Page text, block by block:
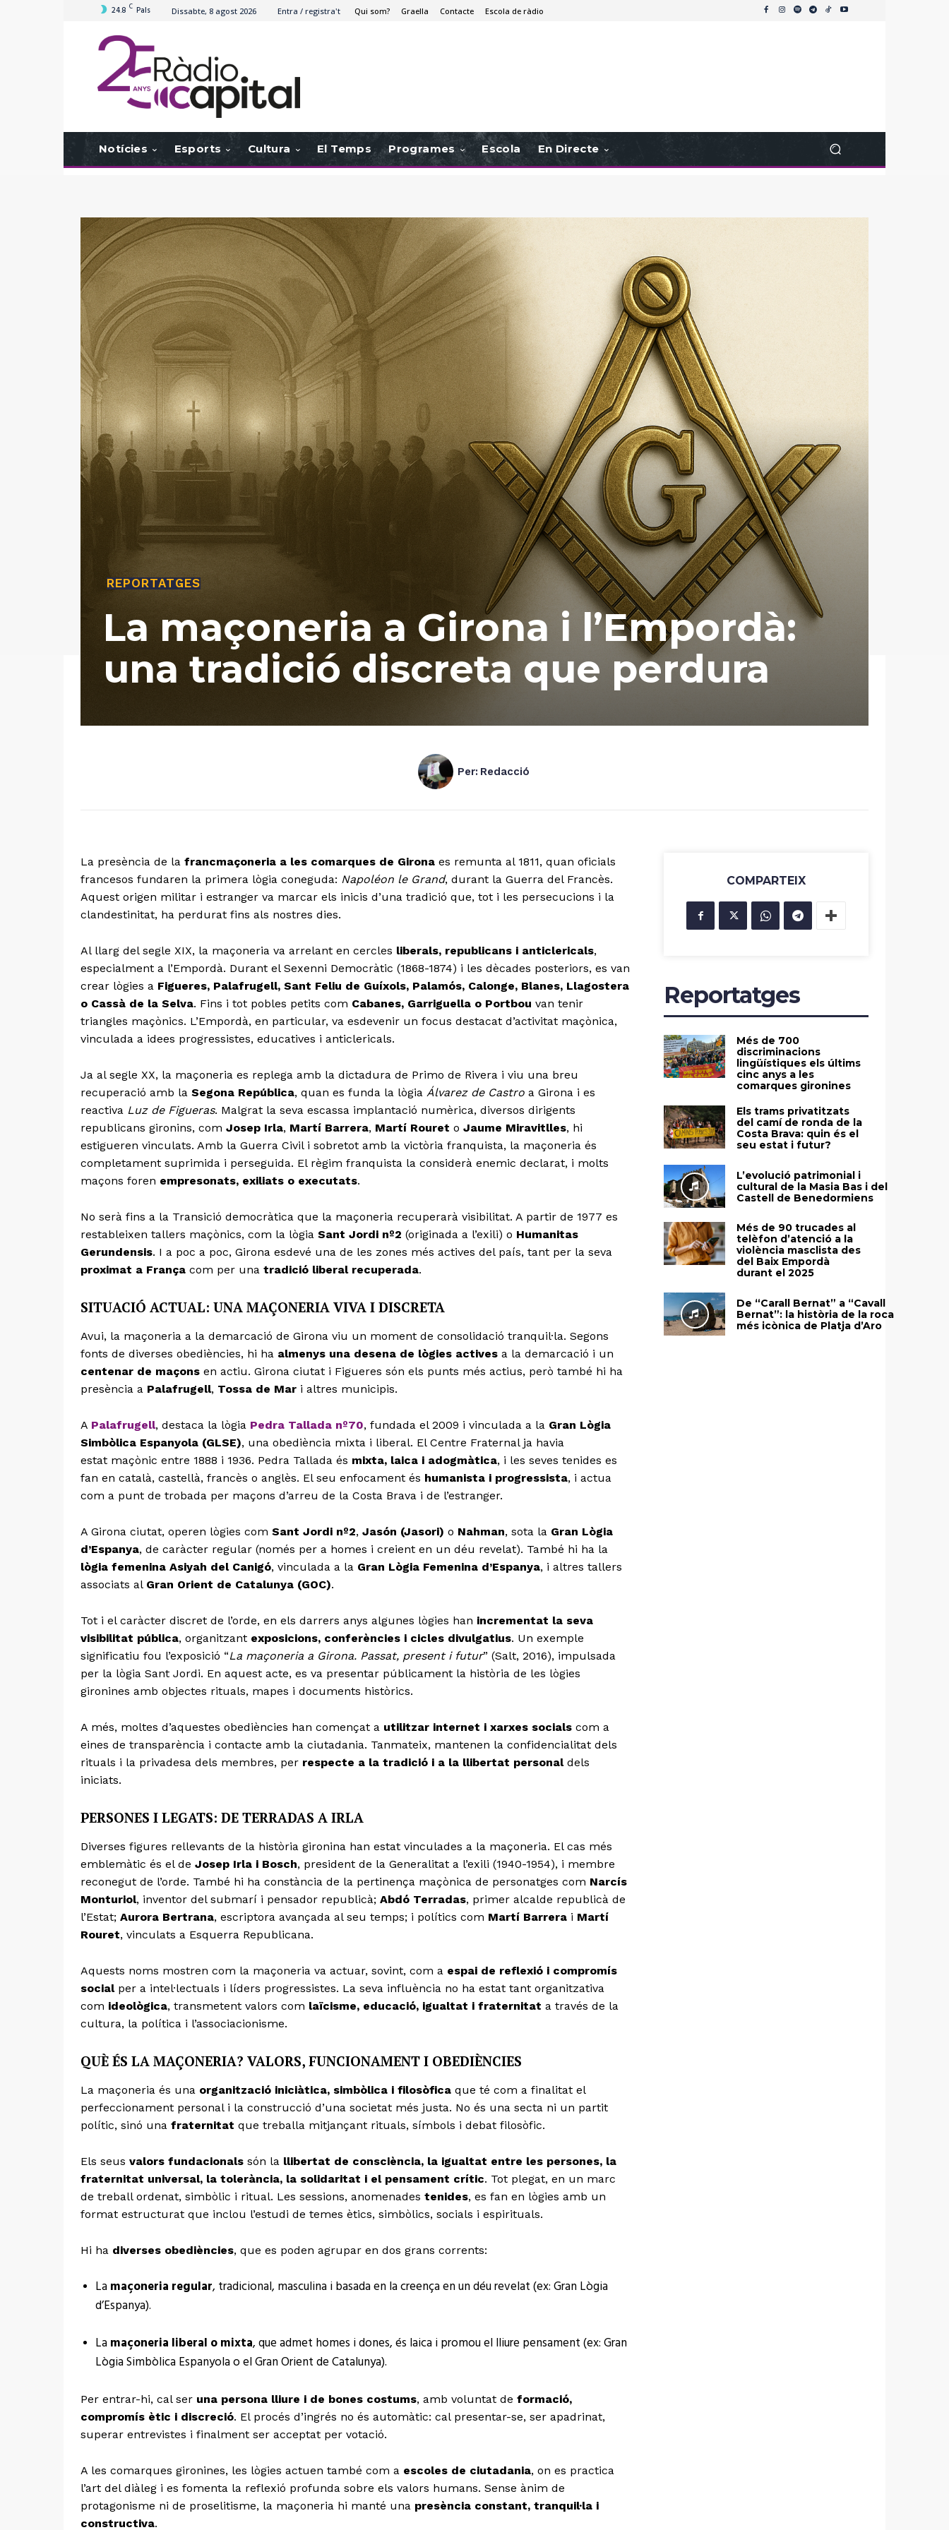
24.8 C Pals Dissabte, 8 agost 2026 Entra / registra't Qui som? Graella Contacte Escola de ràdio
Notícies Esports Cultura El Temps Programes Escola En Directe
REPORTATGES
La maçoneria a Girona i l’Empordà:
una tradició discreta que perdura
Per: Redacció
La presència de la francmaçoneria a les comarques de Girona es remunta al 1811, quan oficials
francesos fundaren la primera lògia coneguda: Napoléon le Grand, durant la Guerra del Francès.
Aquest origen militar i estranger va marcar els inicis d’una tradició que, tot i les persecucions i la
clandestinitat, ha perdurat fins als nostres dies.
Al llarg del segle XIX, la maçoneria va arrelant en cercles liberals, republicans i anticlericals,
especialment a l’Empordà. Durant el Sexenni Democràtic (1868-1874) i les dècades posteriors, es van
crear lògies a Figueres, Palafrugell, Sant Feliu de Guíxols, Palamós, Calonge, Blanes, Llagostera
o Cassà de la Selva. Fins i tot pobles petits com Cabanes, Garriguella o Portbou van tenir
triangles maçònics. L’Empordà, en particular, va esdevenir un focus destacat d’activitat maçònica,
vinculada a idees progressistes, educatives i anticlericals.
Ja al segle XX, la maçoneria es replega amb la dictadura de Primo de Rivera i viu una breu
recuperació amb la Segona República, quan es funda la lògia Álvarez de Castro a Girona i es
reactiva Luz de Figueras. Malgrat la seva escassa implantació numèrica, diversos dirigents
republicans gironins, com Josep Irla, Martí Barrera, Martí Rouret o Jaume Miravitlles, hi
estigueren vinculats. Amb la Guerra Civil i sobretot amb la victòria franquista, la maçoneria és
completament suprimida i perseguida. El règim franquista la considerà enemic declarat, i molts
maçons foren empresonats, exiliats o executats.
No serà fins a la Transició democràtica que la maçoneria recuperarà visibilitat. A partir de 1977 es
restableixen tallers maçònics, com la lògia Sant Jordi nº2 (originada a l’exili) o Humanitas
Gerundensis. I a poc a poc, Girona esdevé una de les zones més actives del país, tant per la seva
proximat a França com per una tradició liberal recuperada.
SITUACIÓ ACTUAL: UNA MAÇONERIA VIVA I DISCRETA
Avui, la maçoneria a la demarcació de Girona viu un moment de consolidació tranquil·la. Segons
fonts de diverses obediències, hi ha almenys una desena de lògies actives a la demarcació i un
centenar de maçons en actiu. Girona ciutat i Figueres són els punts més actius, però també hi ha
presència a Palafrugell, Tossa de Mar i altres municipis.
A Palafrugell, destaca la lògia Pedra Tallada nº70, fundada el 2009 i vinculada a la Gran Lògia
Simbòlica Espanyola (GLSE), una obediència mixta i liberal. El Centre Fraternal ja havia
estat maçònic entre 1888 i 1936. Pedra Tallada és mixta, laica i adogmàtica, i les seves tenides es
fan en català, castellà, francès o anglès. El seu enfocament és humanista i progressista, i actua
com a punt de trobada per maçons d’arreu de la Costa Brava i de l’estranger.
A Girona ciutat, operen lògies com Sant Jordi nº2, Jasón (Jasori) o Nahman, sota la Gran Lògia
d’Espanya, de caràcter regular (només per a homes i creient en un déu revelat). També hi ha la
lògia femenina Asiyah del Canigó, vinculada a la Gran Lògia Femenina d’Espanya, i altres tallers
associats al Gran Orient de Catalunya (GOC).
Tot i el caràcter discret de l’orde, en els darrers anys algunes lògies han incrementat la seva
visibilitat pública, organitzant exposicions, conferències i cicles divulgatius. Un exemple
significatiu fou l’exposició “La maçoneria a Girona. Passat, present i futur” (Salt, 2016), impulsada
per la lògia Sant Jordi. En aquest acte, es va presentar públicament la història de les lògies
gironines amb objectes rituals, mapes i documents històrics.
A més, moltes d’aquestes obediències han començat a utilitzar internet i xarxes socials com a
eines de transparència i contacte amb la ciutadania. Tanmateix, mantenen la confidencialitat dels
rituals i la privadesa dels membres, per respecte a la tradició i a la llibertat personaldels
iniciats.
PERSONES I LEGATS: DE TERRADAS A IRLA
Diverses figures rellevants de la història gironina han estat vinculades a la maçoneria. El cas més
emblemàtic és el de Josep Irla i Bosch, president de la Generalitat a l’exili (1940-1954), i membre
reconegut de l’orde. També hi ha constància de la pertinença maçònica de personatges com Narcís
Monturiol, inventor del submarí i pensador republicà; Abdó Terradas, primer alcalde republicà de
l’Estat; Aurora Bertrana, escriptora avançada al seu temps; i polítics com Martí Barrera i Martí
Rouret, vinculats a Esquerra Republicana.
Aquests noms mostren com la maçoneria va actuar, sovint, com a espai de reflexió i compromís
socialper a intel·lectuals i líders progressistes. La seva influència no ha estat tant organitzativa
com ideològica, transmetent valors com laïcisme, educació, igualtat i fraternitat a través de la
cultura, la política i l’associacionisme.
QUÈ ÉS LA MAÇONERIA? VALORS, FUNCIONAMENT I OBEDIÈNCIES
La maçoneria és una organització iniciàtica, simbòlica i filosòfica que té com a finalitat el
perfeccionament personal i la construcció d’una societat més justa. No és una secta ni un partit
polític, sinó una fraternitat que treballa mitjançant rituals, símbols i debat filosòfic.
Els seus valors fundacionals són la llibertat de consciència, la igualtat entre les persones, la
fraternitat universal, la tolerància, la solidaritat i el pensament crític. Tot plegat, en un marc
de treball ordenat, simbòlic i ritual. Les sessions, anomenades tenides, es fan en lògies amb un
format estructurat que inclou l’estudi de temes ètics, simbòlics, socials i espirituals.
Hi ha diverses obediències, que es poden agrupar en dos grans corrents:
Lamaçoneria regular, tradicional, masculina i basada en la creença en un déu revelat (ex: Gran Lògia
d’Espanya).
Lamaçoneria liberal o mixta, que admet homes i dones, és laica i promou el lliure pensament (ex: Gran
Lògia Simbòlica Espanyola o el Gran Orient de Catalunya).
Per entrar-hi, cal ser una persona lliure i de bones costums, amb voluntat de formació,
compromís ètic i discreció. El procés d’ingrés no és automàtic: cal presentar-se, ser apadrinat,
superar entrevistes i finalment ser acceptat per votació.
A les comarques gironines, les lògies actuen també com a escoles de ciutadania, on es practica
l’art del diàleg i es fomenta la reflexió profunda sobre els valors humans. Sense ànim de
protagonisme ni de proselitisme, la maçoneria hi manté una presència constant, tranquil·la i
constructiva.
COMPARTEIX
Reportatges
Més de 700
discriminacions
lingüístiques els últims
cinc anys a les
comarques gironines
Els trams privatitzats
del camí de ronda de la
Costa Brava: quin és el
seu estat i futur?
L’evolució patrimonial i
cultural de la Masia Bas i del
Castell de Benedormiens
Més de 90 trucades al
telèfon d’atenció a la
violència masclista des
del Baix Empordà
durant el 2025
De “Carall Bernat” a “Cavall
Bernat”: la història de la roca
més icònica de Platja d’Aro